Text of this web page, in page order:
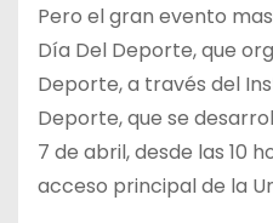
Pero el gran evento
Día Del Deporte, que
Deporte, a través del
Deporte, que se
7 de abril, desde las 10
acceso principal de la